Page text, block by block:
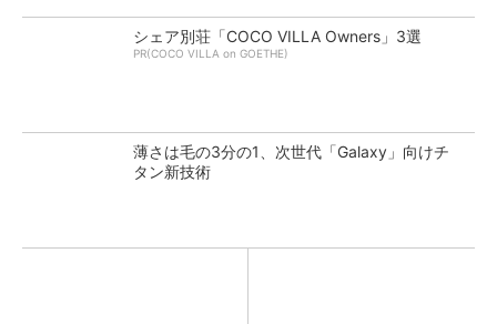
シェア別荘「COCO VILLA Owners」3選
PR(COCO VILLA on GOETHE)
薄さは毛の3分の1、次世代「Galaxy」向けチ
タン新技術